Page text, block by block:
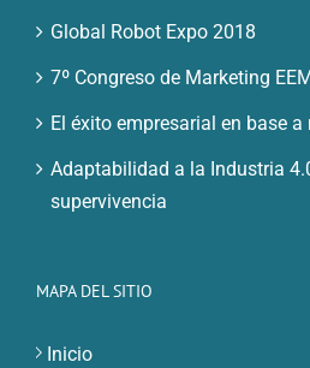
Global Robot Expo 2018
7º Congreso de Marketing
El éxito empresarial en base
Adaptabilidad a la Industria
supervivencia
MAPA DEL SITIO
Inicio